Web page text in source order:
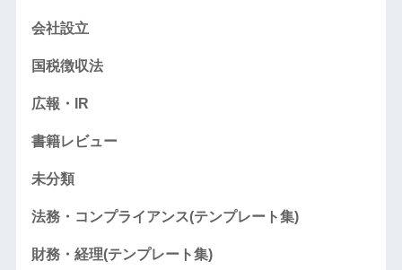
会社設立
国税徴収法
広報・IR
書籍レビュー
未分類
法務・コンプライアンス(テンプレート集)
財務・経理(テンプレート集)